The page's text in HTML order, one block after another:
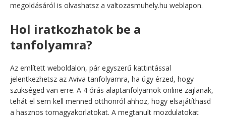
megoldásáról is olvashatsz a valtozasmuhely.hu weblapon.
Hol iratkozhatok be a
tanfolyamra?
Az említett weboldalon, pár egyszerű kattintással
jelentkezhetsz az Aviva tanfolyamra, ha úgy érzed, hogy
szükséged van erre. A 4 órás alaptanfolyamok online zajlanak,
tehát el sem kell menned otthonról ahhoz, hogy elsajátíthasd
a hasznos tornagyakorlatokat. A megtanult mozdulatokat